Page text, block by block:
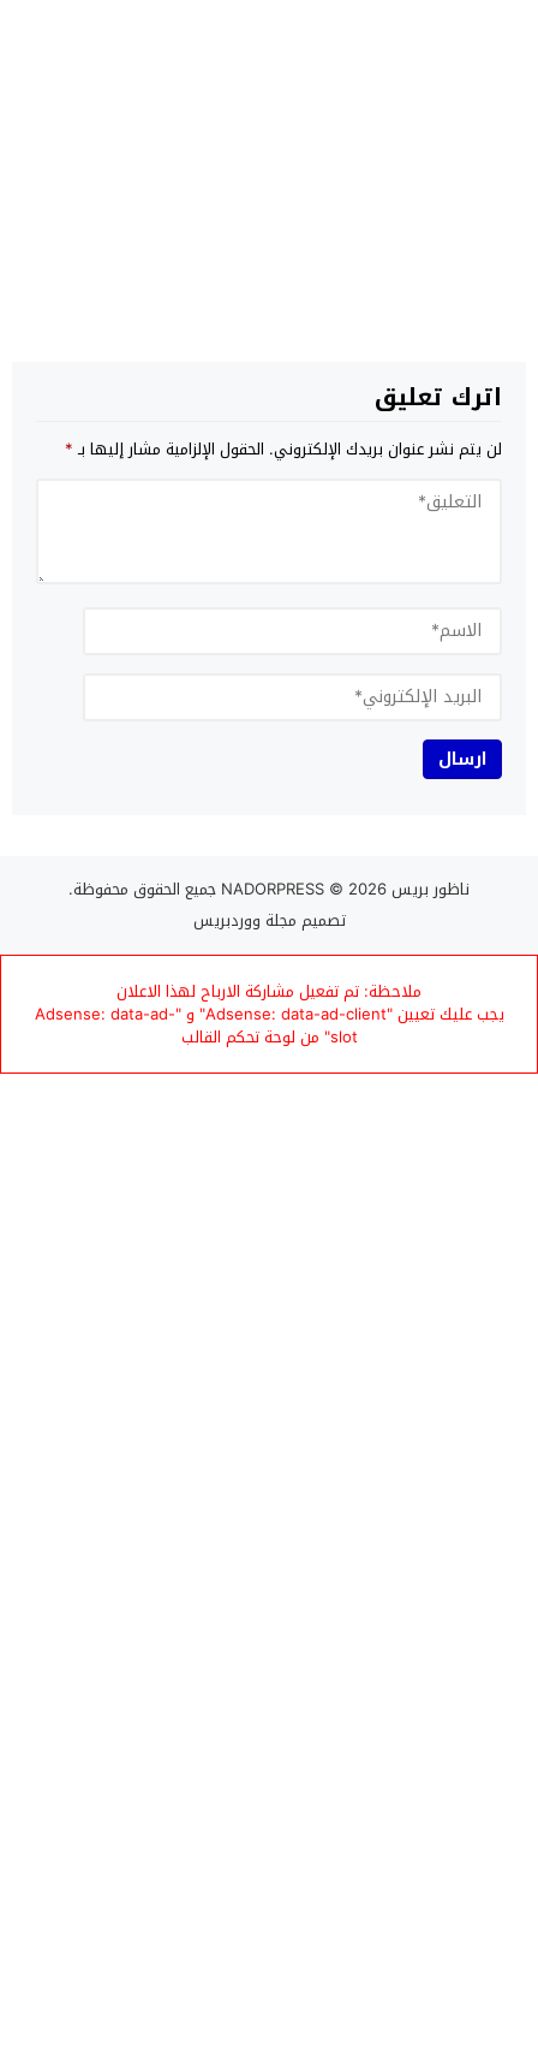
اترك تعليق
لن يتم نشر عنوان بريدك الإلكتروني. الحقول الإلزامية مشار إليها بـ*
ناظور بريس NADORPRESS© 2026 جميع الحقوق محفوظة.
تصميم مجلة ووردبريس
ملاحظة: تم تفعيل مشاركة الارباح لهذا الاعلان
يجب عليك تعيين "Adsense: data-ad-client" و "Adsense: data-ad-
slot" من لوحة تحكم القالب